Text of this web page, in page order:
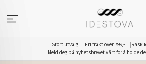
innholdet
Stort utvalg Fri frakt over 799,-
Rask
Meld deg på nyhetsbrevet vårt for å holde